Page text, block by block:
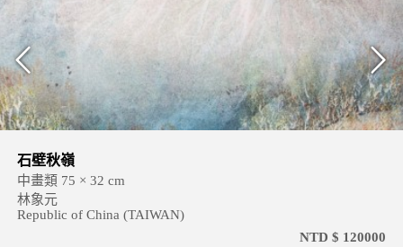
石壁秋嶺
中畫類 75 × 32 cm
林象元
Republic of China (TAIWAN)
NTD $ 120000